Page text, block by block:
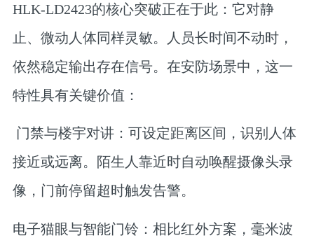
HLK-LD2423的核心突破正在于此：它对静
止、微动人体同样灵敏。人员长时间不动时，
依然稳定输出存在信号。在安防场景中，这一
特性具有关键价值：
门禁与楼宇对讲：可设定距离区间，识别人体
接近或远离。陌生人靠近时自动唤醒摄像头录
像，门前停留超时触发告警。
电子猫眼与智能门铃：相比红外方案，毫米波